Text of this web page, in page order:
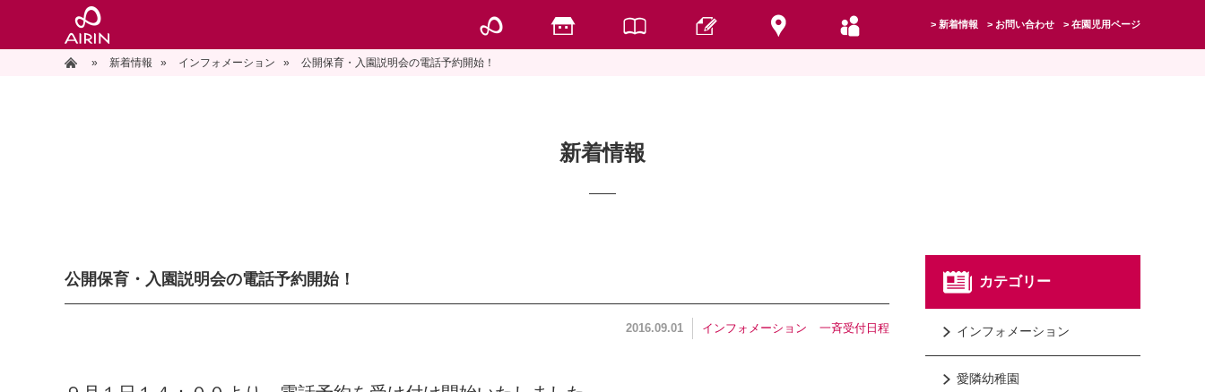
新着情報 お問い合わせ 在園児用ページ
ホーム
» 新着情報 » インフォメーション » 公開保育・入園説明会の電話予約開始！
新着情報
公開保育・入園説明会の電話予約開始！
2016.09.01 インフォメーション 一斉受付日程
カテゴリー
インフォメーション
愛隣幼稚園